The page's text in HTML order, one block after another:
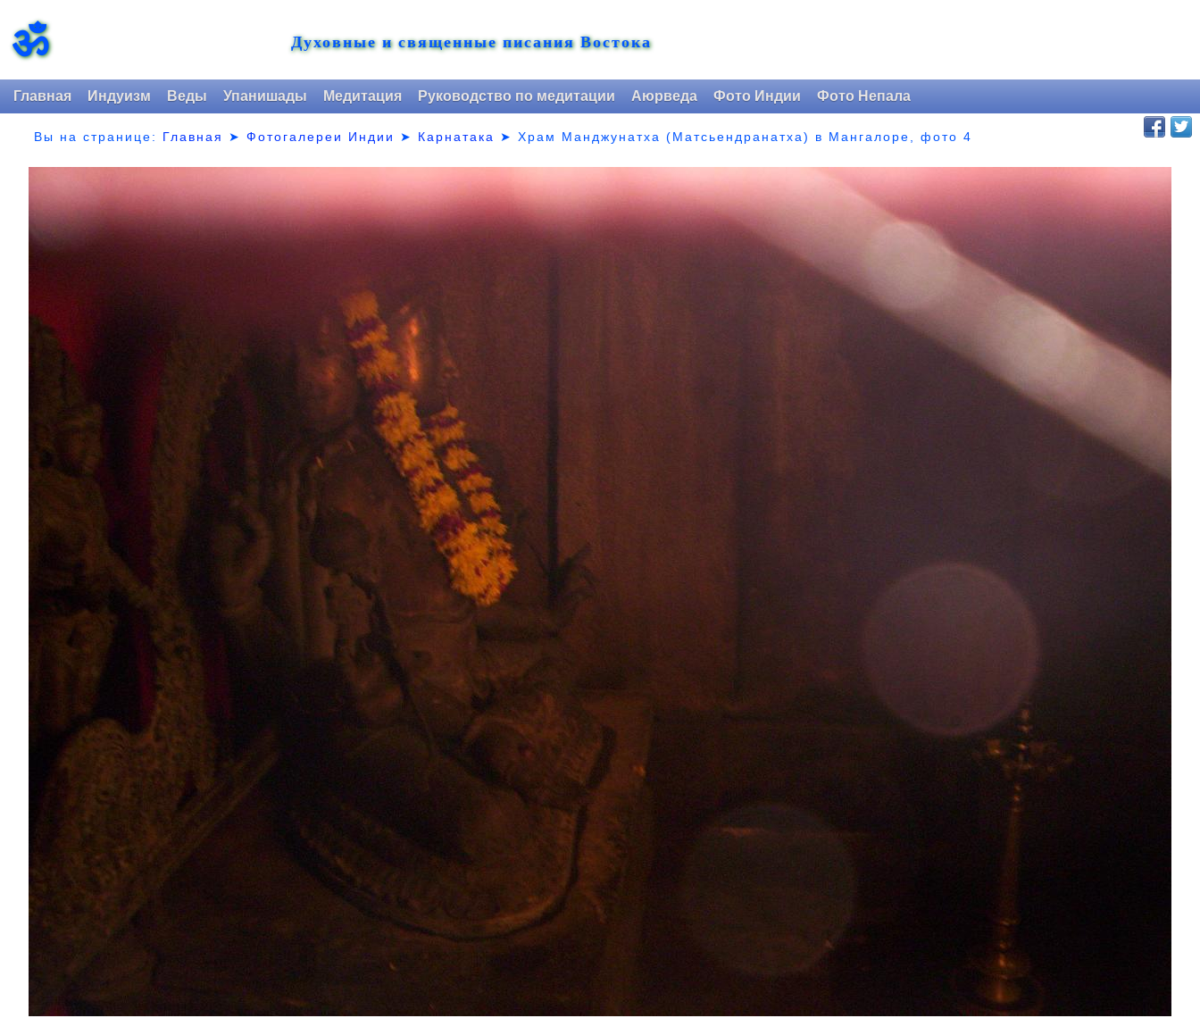
ॐ Духовные и священные писания Востока
Главная Индуизм Веды Упанишады Медитация Руководство по медитации Аюрведа Фото Индии Фото Непала
Вы на странице: Главная ➤Фотогалереи Индии ➤ Карнатака ➤Храм Манджунатха (Матсьендранатха) в Мангалоре, фото 4